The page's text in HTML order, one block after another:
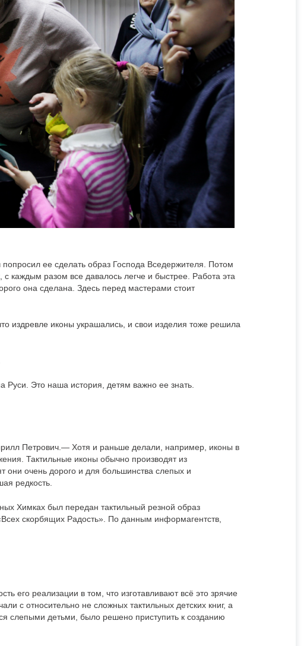
ее сделать образ Господа Вседержителя. Потом
каждым разом все давалось легче и быстрее. Работа эта
она сделана. Здесь перед мастерами стоит
издревле иконы украшались, и свои изделия тоже решила
Руси. Это наша история, детям важно ее знать.
Петрович.— Хотя и раньше делали, например, иконы в
Тактильные иконы обычно производят из
они очень дорого и для большинства слепых и
редкость.
Химках был передан тактильный резной образ
скорбящих Радость». По данным информагентств,
его реализации в том, что изготавливают всё это зрячие
с относительно не сложных тактильных детских книг, а
слепыми детьми, было решено приступить к созданию